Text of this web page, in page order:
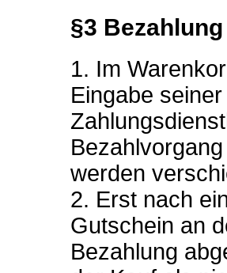
§3
1. Im
Eingabe
werden
2. Erst nach
Gutschein an
Bezahlung